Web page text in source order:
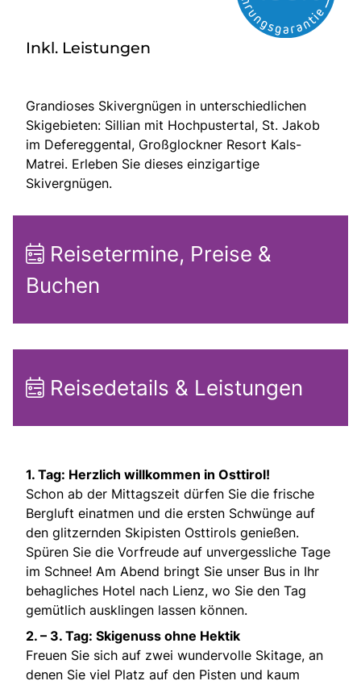
Inkl. Leistungen
Grandioses Skivergnügen in unterschiedlichen
Skigebieten: Sillian mit Hochpustertal, St. Jakob
im Defereggental, Großglockner Resort Kals-
Matrei. Erleben Sie dieses einzigartige
Skivergnügen.
Reisetermine, Preise &
Buchen
Reisedetails & Leistungen
1. Tag: Herzlich willkommen in Osttirol!
Schon ab der Mittagszeit dürfen Sie die frische
Bergluft einatmen und die ersten Schwünge auf
den glitzernden Skipisten Osttirols genießen.
Spüren Sie die Vorfreude auf unvergessliche Tage
im Schnee! Am Abend bringt Sie unser Bus in Ihr
behagliches Hotel nach Lienz, wo Sie den Tag
gemütlich ausklingen lassen können.
2. – 3. Tag: Skigenuss ohne Hektik
Freuen Sie sich auf zwei wundervolle Skitage, an
denen Sie viel Platz auf den Pisten und kaum